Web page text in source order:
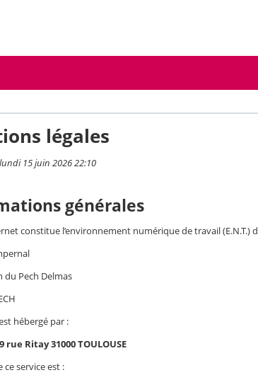
légales
15 juin 2026 22:10
générales
constitue l’environnement numérique de travail (E.N.T.)
du Pech Delmas
hébergé par :
rue Ritay 31000 TOULOUSE
ce service est :